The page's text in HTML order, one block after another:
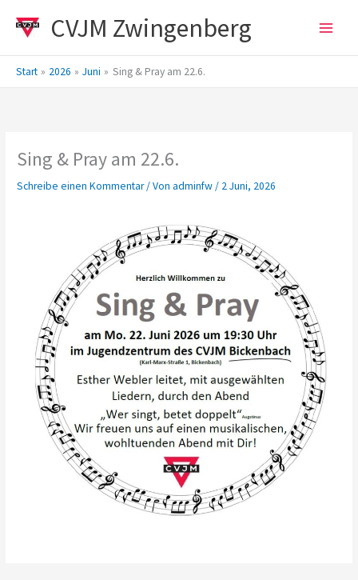
Inhalt
CVJM Zwingenberg
Start 2026 Juni Sing & Pray am 22.6.
Sing & Pray am 22.6.
Schreibe einen Kommentar/ Vonadminfw/ 2 Juni, 2026